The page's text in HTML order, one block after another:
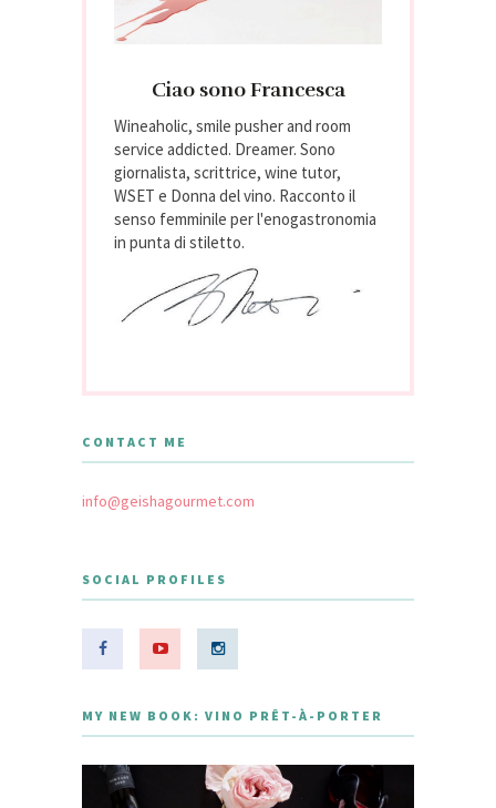
Ciao sono Francesca
Wineaholic, smile pusher and room
service addicted. Dreamer. Sono
giornalista, scrittrice, wine tutor,
WSET e Donna del vino. Racconto il
senso femminile per l'enogastronomia
in punta di stiletto.
CONTACT ME
info@geishagourmet.com
SOCIAL PROFILES
MY NEW BOOK: VINO PRÊT-À-PORTER